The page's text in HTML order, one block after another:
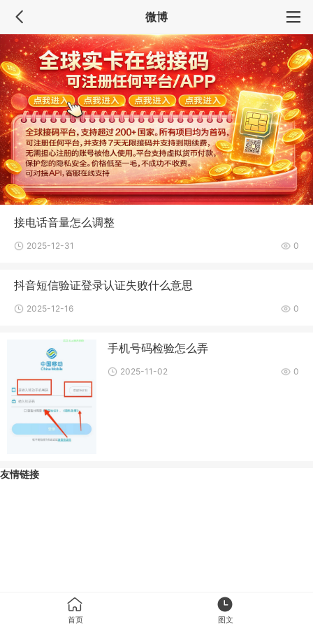
微博
接电话音量怎么调整
2025-12-31 0
抖音短信验证登录认证失败什么意思
2025-12-16 0
手机号码检验怎么弄
2025-11-02 0
友情链接
首页 图文